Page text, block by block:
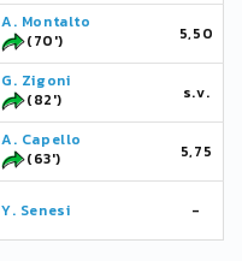
A. Montalto
(70')
5,50
G. Zigoni
(82')
s.v.
A. Capello
(63')
5,75
Y. Senesi -